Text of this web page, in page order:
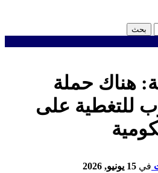
هناك حملة
للتغطية على
في 15 يونيو, 2026